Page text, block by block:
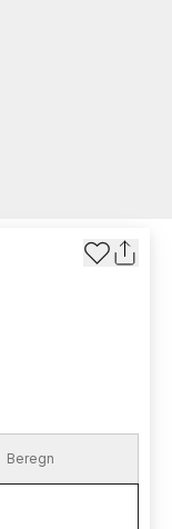
Beregn